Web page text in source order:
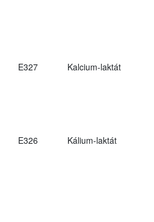
E327 Kalcium-laktát
E326 Kálium-laktát